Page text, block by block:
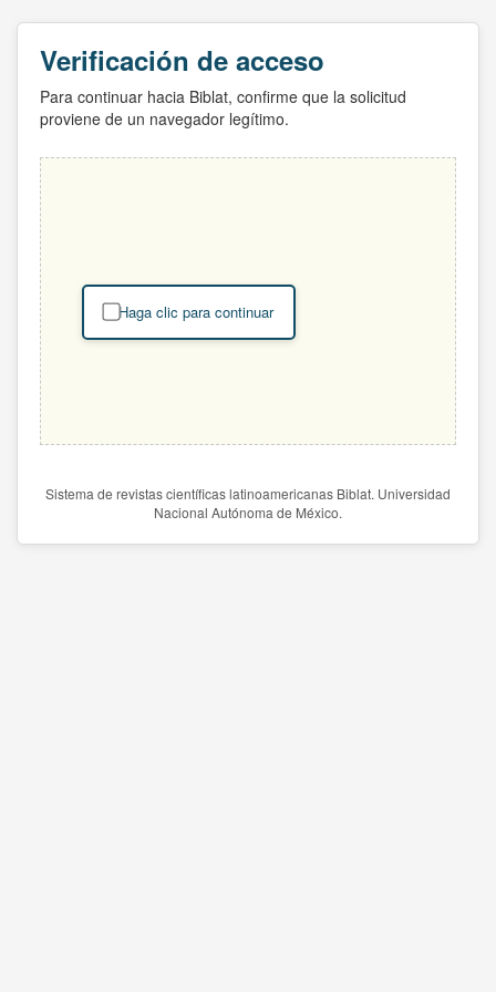
Verificación de acceso
Para continuar hacia Biblat, confirme que la solicitud
proviene de un navegador legítimo.
Haga clic para continuar
Sistema de revistas científicas latinoamericanas Biblat. Universidad
Nacional Autónoma de México.